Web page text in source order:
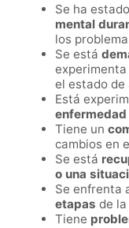
Se ha
mental
los
Se está
el estado
Está
Tiene un
cambios en
Se está
o una
Se enfrenta
etapas de
Tiene